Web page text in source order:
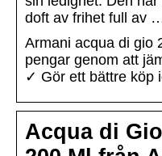
doft av frihet full av
Armani acqua di gio
pengar genom att
✓ Gör ett bättre köp
Acqua di